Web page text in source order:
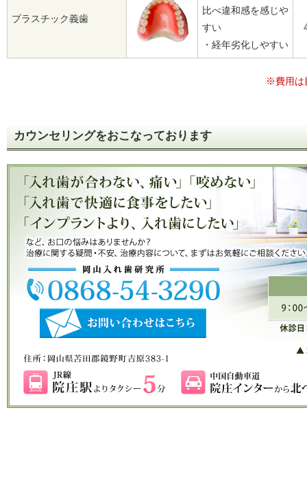
プラスチック義歯
比べ違和感を感じや
すい
・経年劣化しやすい
※費用は
カウンセリングをおこなっております